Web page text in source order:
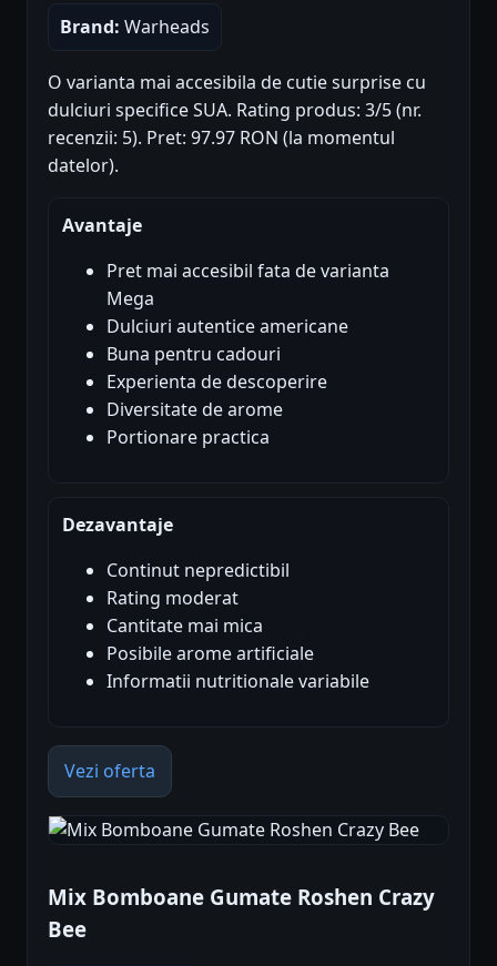
Brand: Warheads
O varianta mai accesibila de cutie surprise cu
dulciuri specifice SUA. Rating produs: 3/5 (nr.
recenzii: 5). Pret: 97.97 RON (la momentul
datelor).
Avantaje
Pret mai accesibil fata de varianta
Mega
Dulciuri autentice americane
Buna pentru cadouri
Experienta de descoperire
Diversitate de arome
Portionare practica
Dezavantaje
Continut nepredictibil
Rating moderat
Cantitate mai mica
Posibile arome artificiale
Informatii nutritionale variabile
Vezi oferta
Mix Bomboane Gumate Roshen Crazy
Bee